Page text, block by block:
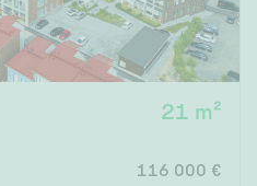
21 m²
116 000 €